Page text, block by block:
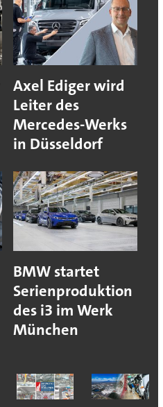
Axel Ediger wird
Leiter des
Mercedes-Werks
in Düsseldorf
BMW startet
Serienproduktion
des i3 im Werk
München